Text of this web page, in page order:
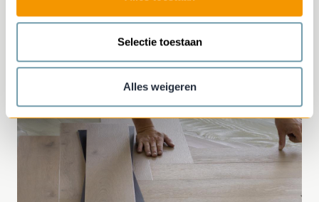
Selectie toestaan
Alles weigeren